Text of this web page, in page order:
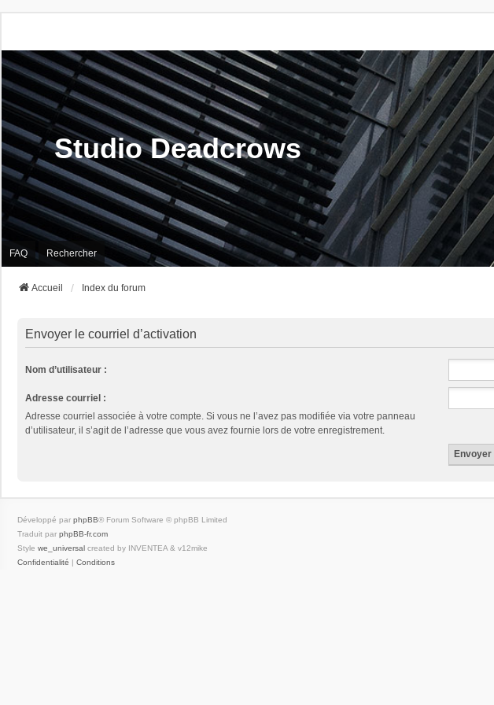
Studio Deadcrows
FAQ Rechercher
Accueil Index du forum
Envoyer le courriel d’activation
Nom d’utilisateur :
Adresse courriel :
Adresse courriel associée à votre compte. Si vous ne l’avez pas modifiée via votre panneau
d’utilisateur, il s’agit de l’adresse que vous avez fournie lors de votre enregistrement.
Développé par phpBB® Forum Software © phpBB Limited
Traduit par phpBB-fr.com
Style we_universal created by INVENTEA & v12mike
Confidentialité | Conditions